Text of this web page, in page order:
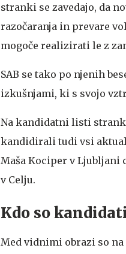
stranki se zavedajo, da
razočaranja in prevare
mogoče realizirati le z
SAB se tako po njenih
izkušnjami, ki s svojo
Na kandidatni listi
kandidirali tudi vsi
Maša Kociper v Ljubljani
v Celju.
Kdo so
Med vidnimi obrazi so